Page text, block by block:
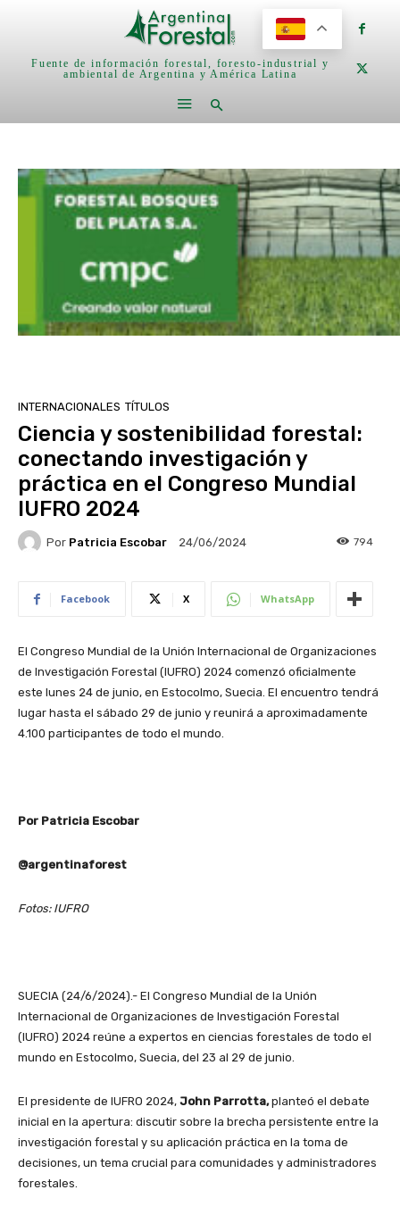
Fuente de información forestal, foresto-industrial y
ambiental de Argentina y América Latina
INTERNACIONALES TÍTULOS
Ciencia y sostenibilidad forestal:
conectando investigación y
práctica en el Congreso Mundial
IUFRO 2024
Por Patricia Escobar 24/06/2024 794
Facebook X WhatsApp
El Congreso Mundial de la Unión Internacional de Organizaciones
de Investigación Forestal (IUFRO) 2024 comenzó oficialmente
este lunes 24 de junio, en Estocolmo, Suecia. El encuentro tendrá
lugar hasta el sábado 29 de junio y reunirá a aproximadamente
4.100 participantes de todo el mundo.
Por Patricia Escobar
@argentinaforest
Fotos: IUFRO
SUECIA (24/6/2024).- El Congreso Mundial de la Unión
Internacional de Organizaciones de Investigación Forestal
(IUFRO) 2024 reúne a expertos en ciencias forestales de todo el
mundo en Estocolmo, Suecia, del 23 al 29 de junio.
El presidente de IUFRO 2024, John Parrotta,planteó el debate
inicial en la apertura: discutir sobre la brecha persistente entre la
investigación forestal y su aplicación práctica en la toma de
decisiones, un tema crucial para comunidades y administradores
forestales.